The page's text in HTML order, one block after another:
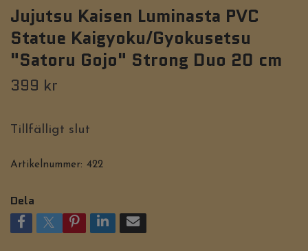
Jujutsu Kaisen Luminasta PVC
Statue Kaigyoku/Gyokusetsu
"Satoru Gojo" Strong Duo 20 cm
399 kr
Tillfälligt slut
Artikelnummer: 422
Dela